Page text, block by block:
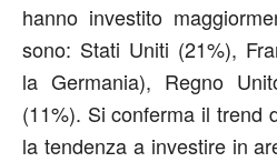
hanno investito
sono: Stati Uniti (21%),
la Germania), Regno
(11%). Si conferma il trend
la tendenza a investire in